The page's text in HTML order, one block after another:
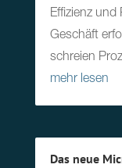
Effizienz
Geschäft
schreien
mehr lesen
Das neue